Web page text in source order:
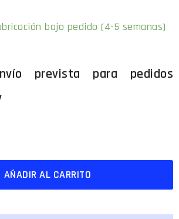
bajo pedido (4-5 semanas)
AÑADIR AL CARRITO